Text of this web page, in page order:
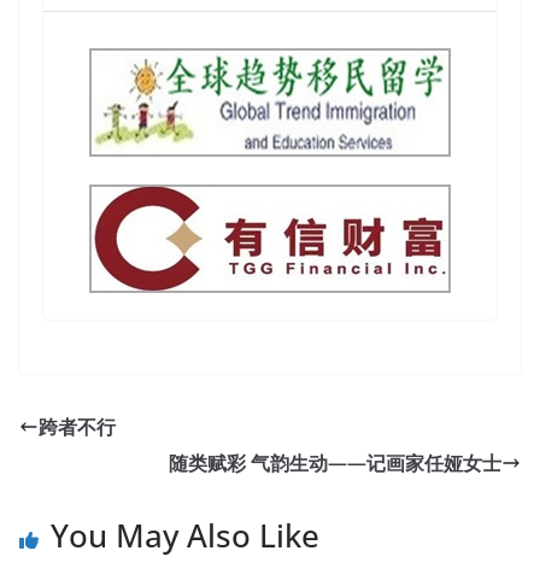
跨者不行
随类赋彩 气韵生动——记画家任娅女士
You May Also Like